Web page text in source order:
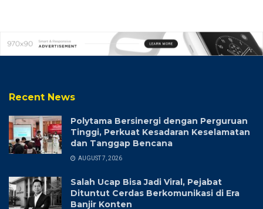
Recent News
Polytama Bersinergi dengan Perguruan
Tinggi, Perkuat Kesadaran Keselamatan
dan Tanggap Bencana
AUGUST 7, 2026
Salah Ucap Bisa Jadi Viral, Pejabat
Dituntut Cerdas Berkomunikasi di Era
Banjir Konten